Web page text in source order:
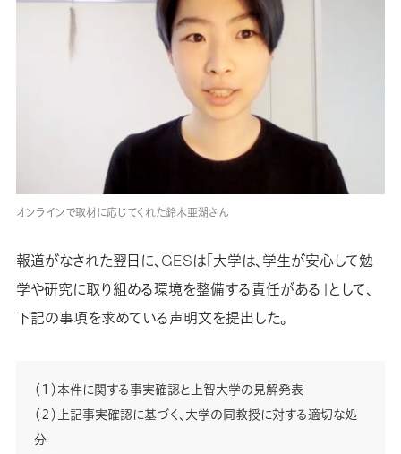
オンラインで取材に応じてくれた鈴木亜湖さん
報道がなされた翌日に、GESは「大学は、学生が安心して勉
学や研究に取り組める環境を整備する責任がある」として、
下記の事項を求めている声明文を提出した。
（１）本件に関する事実確認と上智大学の見解発表
（２）上記事実確認に基づく、大学の同教授に対する適切な処
分